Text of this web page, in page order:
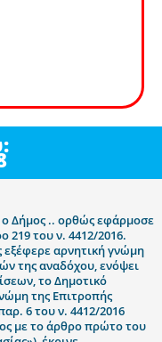
Δήμος .. ορθώς εφάρμοσε
219 του ν. 4412/2016.
εξέφερε αρνητική γνώμη
της αναδόχου, ενόψει
το Δημοτικό
της Επιτροπής
6 του ν. 4412/2016
με το άρθρο πρώτο του